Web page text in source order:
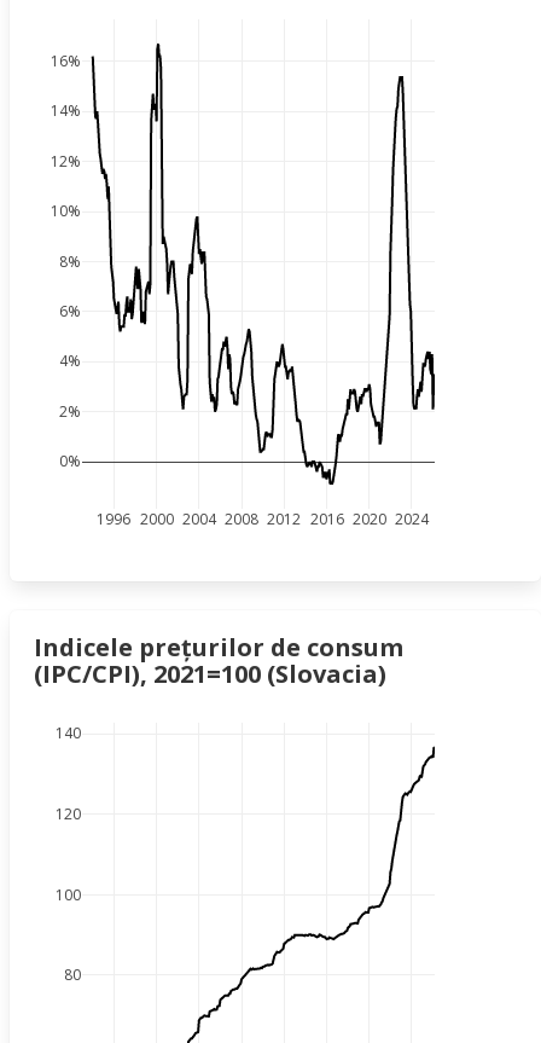
1996 2000 2004 2008 2012 2016 2020 2024
0%
2%
4%
6%
8%
10%
12%
14%
16%
Indicele prețurilor de consum
(IPC/CPI), 2021=100 (Slovacia)
80
100
120
140